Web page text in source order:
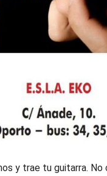
y trae tu guitarra. No